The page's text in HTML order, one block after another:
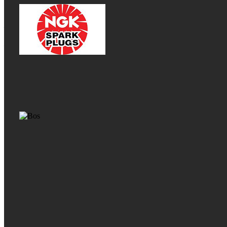
Napomena:
– Kada se koristi sa pločama KM8A, KM8B, KM9A ili KM9B, nije
moguće montirati set za stop svetlo niti daljinski upravljač na kofer.
– Maksimalno dozvoljeno opterećenje: 6 kg